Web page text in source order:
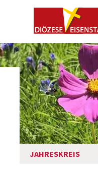
JAHRESKREIS